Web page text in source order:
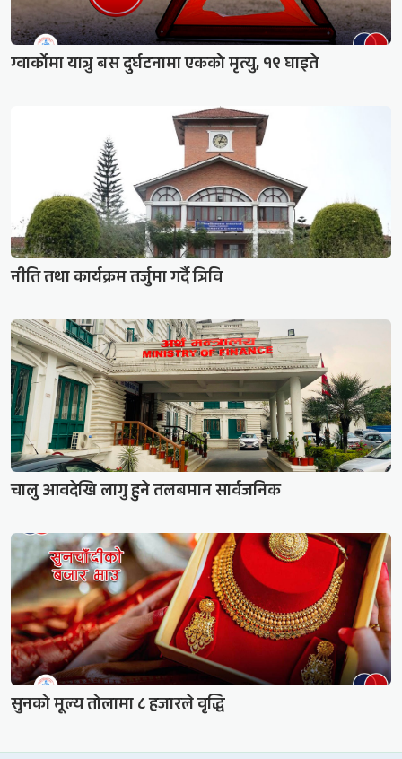
ग्वार्कोमा यात्रु बस दुर्घटनामा एकको मृत्यु, १९ घाइते
नीति तथा कार्यक्रम तर्जुमा गर्दै त्रिवि
चालु आवदेखि लागु हुने तलबमान सार्वजनिक
सुनको मूल्य तोलामा ८ हजारले वृद्धि